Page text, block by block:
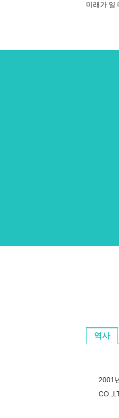
미래가 일
역사
2001